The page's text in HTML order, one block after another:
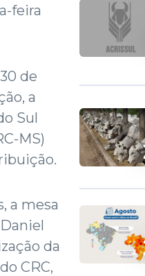
feira
de
a
Sul
MS)
a mesa
da
CRC,